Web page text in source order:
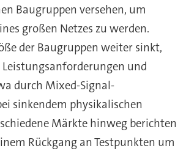
Baugruppen versehen, um
großen Netzes zu werden.
der Baugruppen weiter sinkt,
und
durch Mixed-Signal-
sinkendem physikalischen
Märkte hinweg berichten
Rückgang an Testpunkten um